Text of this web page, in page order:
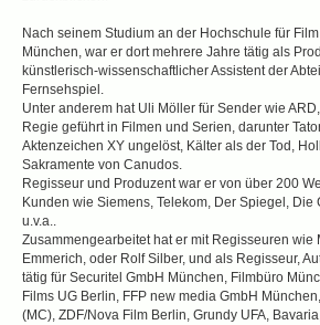
Nach seinem Studium an der Hochschule für
München, war er dort mehrere Jahre tätig als
künstlerisch-wissenschaftlicher Assistent der
Fernsehspiel.
Unter anderem hat Uli Möller für Sender wie
Regie geführt in Filmen und Serien, darunter
Aktenzeichen XY ungelöst, Kälter als der Tod,
Sakramente von Canudos.
Regisseur und Produzent war er von über 200
Kunden wie Siemens, Telekom, Der Spiegel, Die
u.v.a..
Zusammengearbeitet hat er mit Regisseuren wie
Emmerich, oder Rolf Silber, und als Regisseur,
tätig für Securitel GmbH München, Filmbüro
Films UG Berlin, FFP new media GmbH
(MC), ZDF/Nova Film Berlin, Grundy UFA,